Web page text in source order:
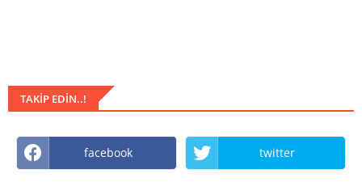
TAKIP EDIN..!
facebook twitter